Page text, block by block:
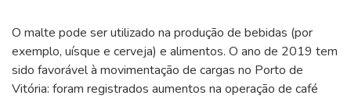
O malte pode ser utilizado na produção de bebidas (por
exemplo, uísque e cerveja) e alimentos. O ano de 2019 tem
sido favorável à movimentação de cargas no Porto de
Vitória: foram registrados aumentos na operação de café